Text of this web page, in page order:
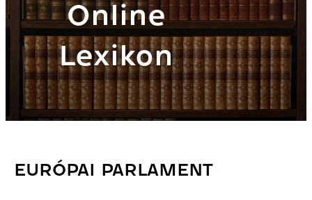
Online
Lexikon
EURÓPAI PARLAMENT